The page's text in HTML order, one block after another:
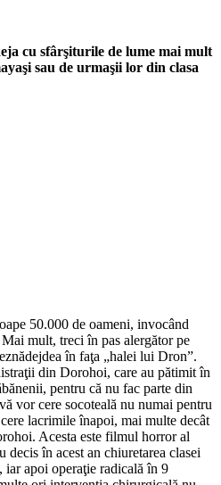
cu sfârşiturile de lume mai mult
sau de urmaşii lor din clasa
50.000 de oameni, invocând
mult, treci în pas alergător pe
în faţa „halei lui Dron”.
din Dorohoi, care au pătimit în
pentru că nu fac parte din
vor cere socoteală nu numai pentru
lacrimile înapoi, mai multe decât
Acesta este filmul horror al
în acest an chiuretarea clasei
apoi operaţie radicală în 9